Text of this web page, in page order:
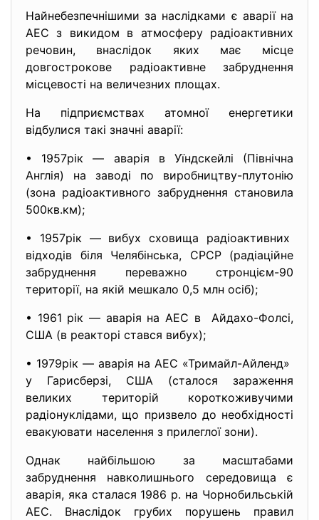
Найнебезпечнішими за наслідками є аварії на
АЕС з викидом в атмосферу радіоактивних
речовин, внаслідок яких має місце
довгострокове радіоактивне забруднення
місцевості на величезних площах.
На підприємствах атомної енергетики
відбулися такі значні аварії:
• 1957рік — аварія в Уїндскейлі (Північна
Англія) на заводі по виробництву-плутонію
(зона радіоактивного забруднення становила
500кв.км);
• 1957рік — вибух сховища радіоактивних
відходів біля Челябінська, СРСР (радіаційне
забруднення переважно стронцієм-90
території, на якій мешкало 0,5 млн осіб);
• 1961 рік — аварія на АЕС в Айдахо-Фолсі,
США (в реакторі стався вибух);
• 1979рік — аварія на АЕС «Тримайл-Айленд»
у Гарисберзі, США (сталося зараження
великих територій короткоживучими
радіонуклідами, що призвело до необхідності
евакуювати населення з прилеглої зони).
Однак найбільшою за масштабами
забруднення навколишнього середовища є
аварія, яка сталася 1986 р. на Чорнобильській
АЕС. Внаслідок грубих порушень правил